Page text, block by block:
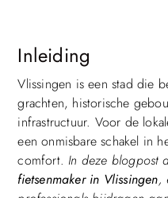
Inleiding
Vlissingen is een stad die
grachten, historische
infrastructuur. Voor de
een onmisbare schakel in
comfort. In deze blogpost
fietsenmaker in Vlissingen,